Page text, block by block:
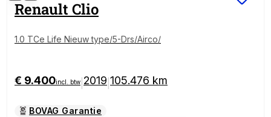
Renault Clio
1.0 TCe Life Nieuw type/5-Drs/Airco/
€ 9.400incl. btw 2019 105.476 km
BOVAG Garantie